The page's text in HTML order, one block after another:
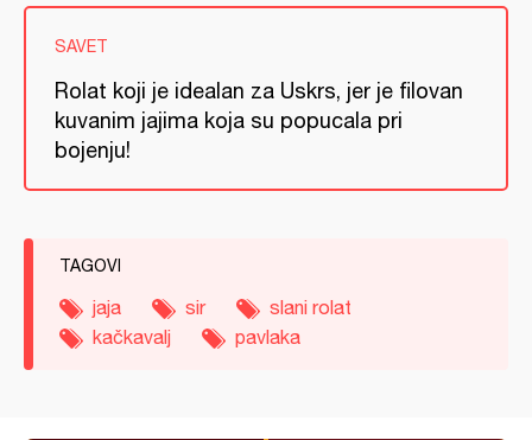
SAVET
Rolat koji je idealan za Uskrs, jer je filovan
kuvanim jajima koja su popucala pri
bojenju!
TAGOVI
jaja sir
slani rolat
kačkavalj
pavlaka